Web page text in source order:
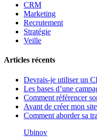
CRM
Marketing
Recrutement
Stratégie
Veille
Articles récents
Devrais-je utiliser un
Les bases d’une
Comment référencer
Avant de créer mon
Comment aborder sa
Ubinov